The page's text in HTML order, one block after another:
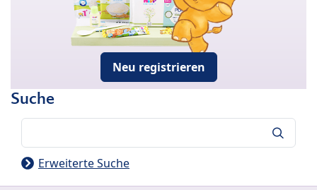
Neu registrieren
Suche
Erweiterte Suche